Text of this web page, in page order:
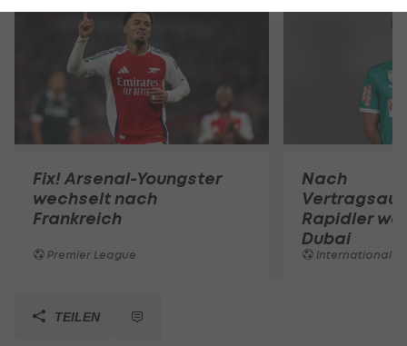
Fix! Arsenal-Youngster
wechselt nach
Frankreich
Premier League
Nach
Rapidler
Dubai
International
TEILEN